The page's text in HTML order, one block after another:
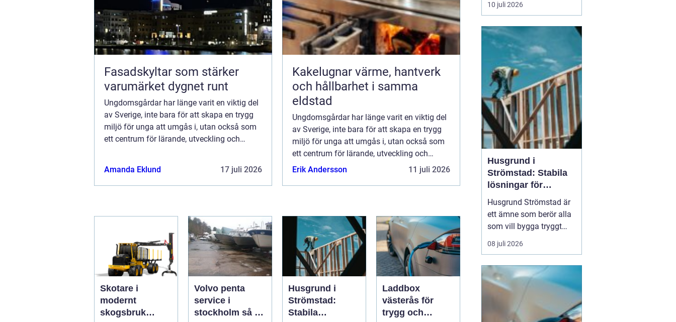
Fasadskyltar som stärker
varumärket dygnet runt
Ungdomsgårdar har länge varit en viktig del
av Sverige, inte bara för att skapa en trygg
miljö för unga att umgås i, utan också som
ett centrum för lärande, utveckling och
Amanda Eklund
17 juli 2026
Kakelugnar värme, hantverk
och hållbarhet i samma
eldstad
Ungdomsgårdar har länge varit en viktig del
av Sverige, inte bara för att skapa en trygg
miljö för unga att umgås i, utan också som
ett centrum för lärande, utveckling och
gemenskap. Ungdomsgård &...
Erik Andersson 11 juli 2026
Skotare i
modernt
skogsbruk
Volvo penta
service i
stockholm så tar
Husgrund i
Strömstad:
Stabila
Laddbox
västerås för
trygg och
ofrivilliga stopp. Många
Stockholmsområdet
använder Volvo Penta,
just eftersom motorerna
är driftsäkra och
anpassade för nordiska
förhållanden. Men ...
10 juli 2026
Husgrund i
Strömstad: Stabila
lösningar för
boende vid kusten
Husgrund Strömstad är
ett ämne som berör alla
som vill bygga tryggt
och långsiktigt nära
havet. Närheten till
och bergig terräng ställer
höga krav på både p...
08 juli 2026